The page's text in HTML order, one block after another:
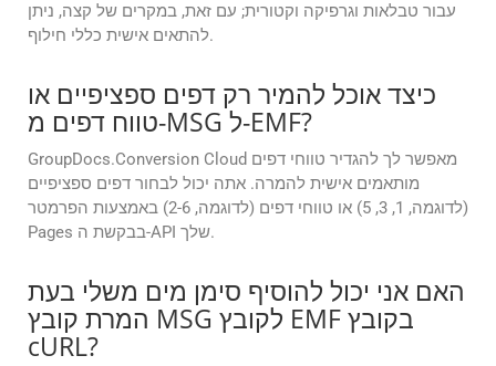
עבור טבלאות וגרפיקה וקטורית; עם זאת, במקרים של קצה, ניתן
להתאים אישית כללי חילוף.
כיצד אוכל להמיר רק דפים ספציפיים או
טווח דפים מ-MSG ל-EMF?
GroupDocs.Conversion Cloud מאפשר לך להגדיר טווחי דפים
מותאמים אישית להמרה. אתה יכול לבחור דפים ספציפיים
(לדוגמה, 1, 3, 5) או טווחי דפים (לדוגמה, 2-6) באמצעות הפרמטר
Pages בבקשת ה-API שלך.
האם אני יכול להוסיף סימן מים משלי בעת
המרת קובץ MSG לקובץ EMF בקובץ
cURL?